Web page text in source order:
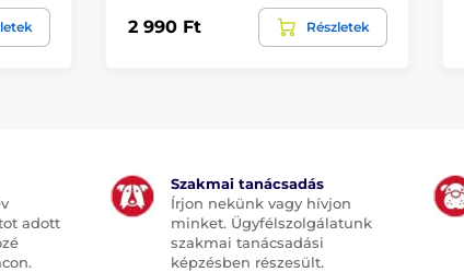
2 990 Ft Részletek
adott
Szakmai tanácsadás
Írjon nekünk vagy hívjon
minket. Ügyfélszolgálatunk
szakmai tanácsadási
képzésben részesült.